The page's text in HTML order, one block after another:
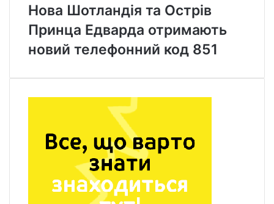
Нова Шотландія та Острів
Принца Едварда отримають
новий телефонний код 851